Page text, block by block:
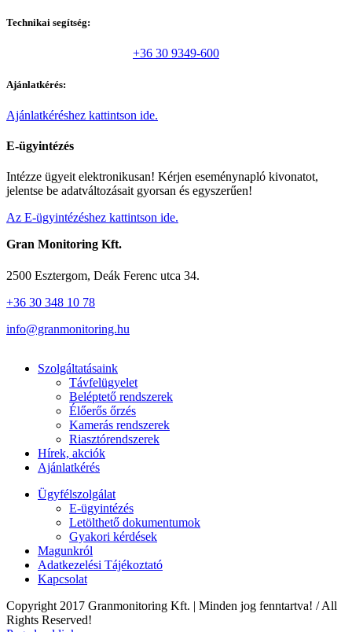
Technikai segítség:
+36 30 9349-600
Ajánlatkérés:
Ajánlatkéréshez kattintson ide.
E-ügyintézés
Intézze ügyeit elektronikusan! Kérjen eseménynapló kivonatot,
jelentse be adatváltozásait gyorsan és egyszerűen!
Az E-ügyintézéshez kattintson ide.
Gran Monitoring Kft.
2500 Esztergom, Deák Ferenc utca 34.
+36 30 348 10 78
info@granmonitoring.hu
Szolgáltatásaink
Távfelügyelet
Beléptető rendszerek
Élőerős őrzés
Kamerás rendszerek
Riasztórendszerek
Hírek, akciók
Ajánlatkérés
Ügyfélszolgálat
E-ügyintézés
Letölthető dokumentumok
Gyakori kérdések
Magunkról
Adatkezelési Tájékoztató
Kapcsolat
Copyright 2017 Granmonitoring Kft. | Minden jog fenntartva! / All
Rights Reserved!